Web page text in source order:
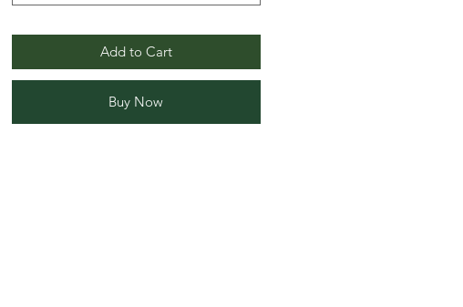
Add to Cart
Buy Now